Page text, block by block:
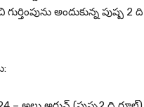
అందుకున్న